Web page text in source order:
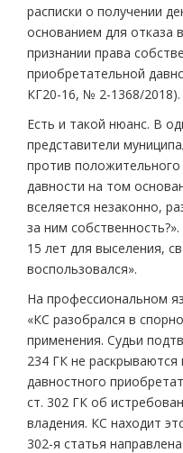
расписки о получении
основанием для отказа
признании права
приобретательной
КГ20-16, № 2-1368/2018).
Есть и такой нюанс. В
представители
против
давности на том
вселяется незаконно,
за ним
15 лет для выселения,
воспользовался».
На профессиональном
«КС разобрался в
применения. Судьи
234 ГК не раскрываются
давностного
ст. 302 ГК об
владения. КС находит
302-я статья